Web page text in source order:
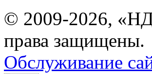
© 2009-2026,
права защищены.
Обслуживание